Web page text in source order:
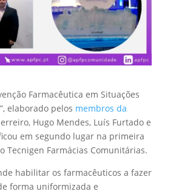
Farmacêutica em Situações
elaborado pelos membros da
Hugo Mendes, Luís Furtado e
em segundo lugar na primeira
Tecnigen Farmácias Comunitárias.
habilitar os farmacêuticos a fazer
forma uniformizada e